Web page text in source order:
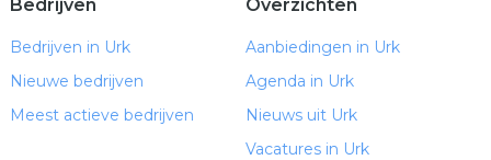
Bedrijven
Bedrijven in Urk
Nieuwe bedrijven
Meest actieve bedrijven
Overzichten
Aanbiedingen in Urk
Agenda in Urk
Nieuws uit Urk
Vacatures in Urk